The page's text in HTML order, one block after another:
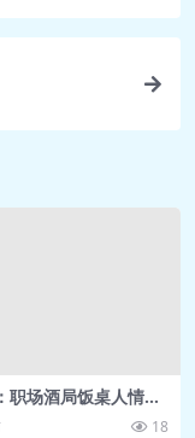
动，这是
如何最后
代。如就已
不怀疑的态
遍，这遍读
职场酒局饭桌人情世
访友 饭局应酬 用得 18